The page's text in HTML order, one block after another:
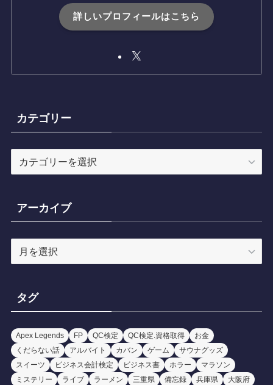
詳しいプロフィールはこちら
カテゴリー
テ
リ
ー
アーカイブ
ー
ブ
タグ
Apex Legends FP QC検定 QC検定.資格取得
お金
くだらない話
アルバイト カバン ゲーム
サウナグッズ
スイーツ
ビジネス会計検定 ビジネス書 ホラー
マラソン
ミステリー
ライブ ラーメン 三重県 備忘録 兵庫県
大阪府